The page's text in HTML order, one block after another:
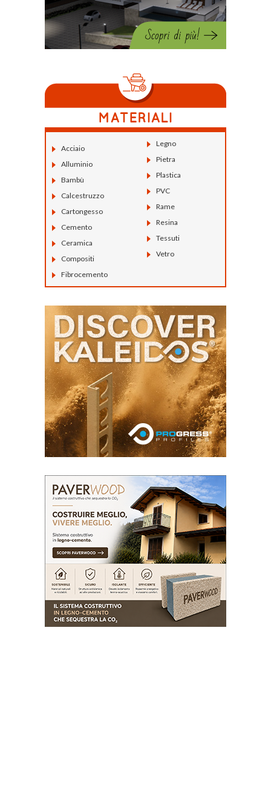
Acciaio
Alluminio
Bambù
Calcestruzzo
Cartongesso
Cemento
Ceramica
Compositi
Fibrocemento
Legno
Pietra
Plastica
PVC
Rame
Resina
Tessuti
Vetro